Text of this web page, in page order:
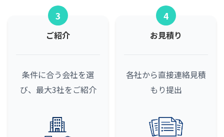
3
ご紹介
条件に合う会社を選
び、最大3社をご紹介
4
お見積り
各社から直接連絡見積
もり提出